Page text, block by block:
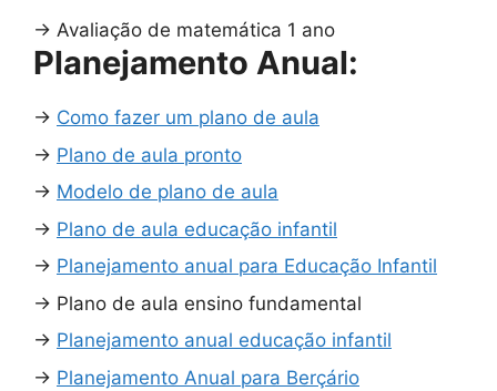
→ Avaliação de matemática 1 ano
Planejamento Anual:
→ Como fazer um plano de aula
→ Plano de aula pronto
→ Modelo de plano de aula
→ Plano de aula educação infantil
→ Planejamento anual para Educação Infantil
→ Plano de aula ensino fundamental
→ Planejamento anual educação infantil
→ Planejamento Anual para Berçário